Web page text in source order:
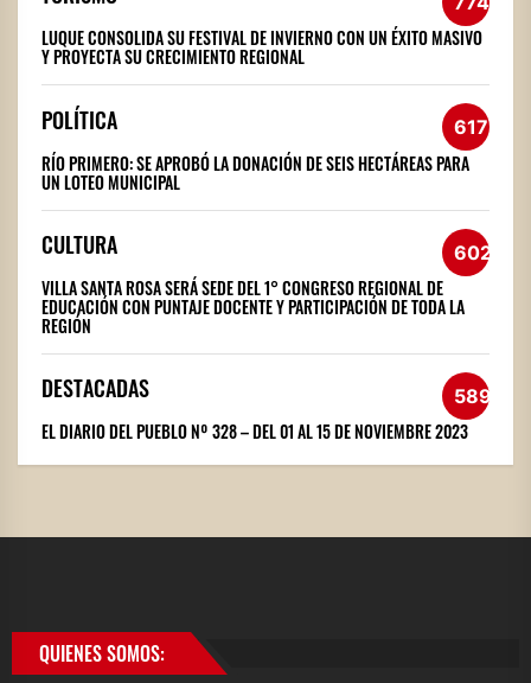
LUQUE CONSOLIDA SU FESTIVAL DE INVIERNO CON UN ÉXITO MASIVO
Y PROYECTA SU CRECIMIENTO REGIONAL
POLÍTICA 617
RÍO PRIMERO: SE APROBÓ LA DONACIÓN DE SEIS HECTÁREAS PARA
UN LOTEO MUNICIPAL
CULTURA 602
VILLA SANTA ROSA SERÁ SEDE DEL 1° CONGRESO REGIONAL DE
EDUCACIÓN CON PUNTAJE DOCENTE Y PARTICIPACIÓN DE TODA LA
REGIÓN
DESTACADAS 589
EL DIARIO DEL PUEBLO Nº 328 – DEL 01 AL 15 DE NOVIEMBRE 2023
QUIENES SOMOS: